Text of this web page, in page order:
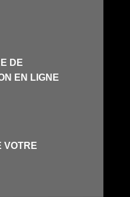
DE
EN LIGNE
VOTRE